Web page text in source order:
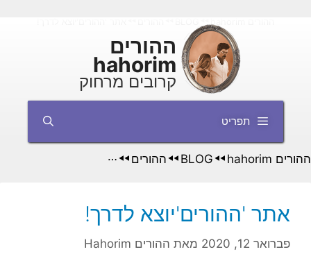
ההורים
hahorim
קרובים מרחוק
תפריט
ההורים hahorim ◄◄
BLOG
◄◄ ההורים ◄◄ אתר 'ההורים'יוצא לדרך!
אתר 'ההורים'יוצא לדרך!
פברואר 12, 2020 מאת ההורים Hahorim